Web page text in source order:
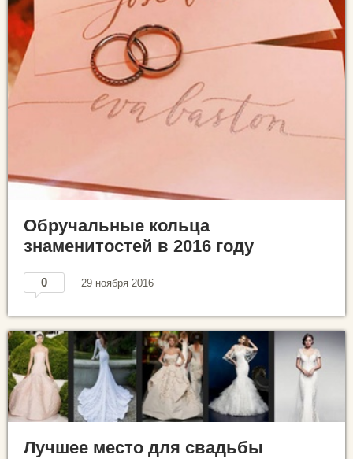
Обручальные кольца
знаменитостей в 2016 году
0 29 ноября 2016
Лучшее место для свадьбы